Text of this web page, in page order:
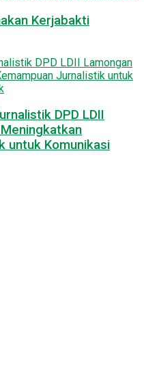
Kerjabakti
DPD LDII
untuk Komunikasi